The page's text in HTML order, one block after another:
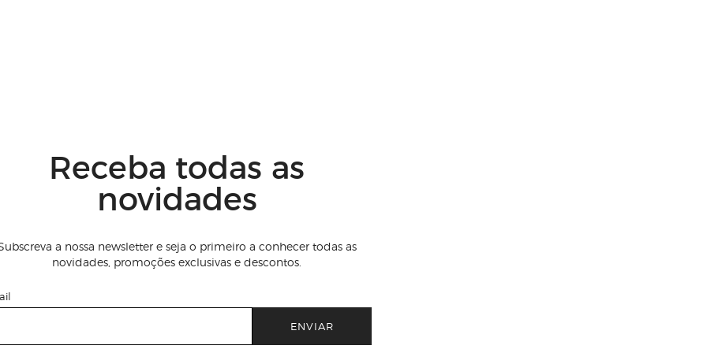
Receba todas as
novidades
a nossa newsletter e seja o primeiro a conhecer todas as
novidades, promoções exclusivas e descontos.
ENVIAR